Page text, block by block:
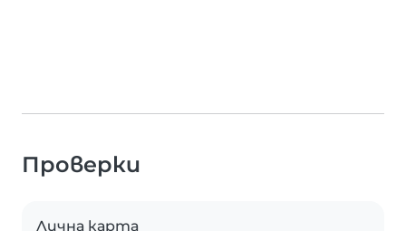
Проверки
Лична карта